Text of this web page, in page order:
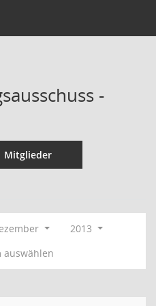
-
Mitglieder
2013
auswählen